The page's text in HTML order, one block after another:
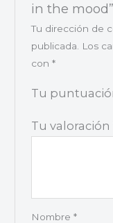
in the mood”
Tu dirección de
publicada. Los
con *
Tu
Tu valoración
Nombre *